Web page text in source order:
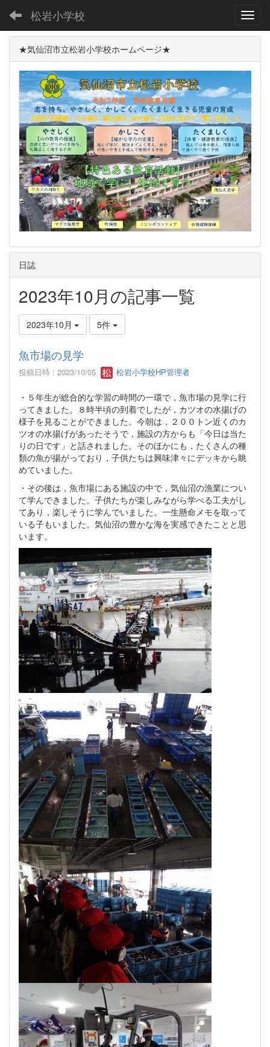
松岩小学校
★気仙沼市立松岩小学校ホームページ★
日誌
2023年10月の記事一覧
2023年10月 5件
魚市場の見学
投稿日時 : 2023/10/05 松岩小学校HP管理者
・５年生が総合的な学習の時間の一環で，魚市場の見学に行
ってきました。８時半頃の到着でしたが，カツオの水揚げの
様子を見ることができました。今朝は，２００トン近くのカ
ツオの水揚げがあったそうで，施設の方からも「今日は当た
りの日です」と話されました。そのほかにも，たくさんの種
類の魚が揚がっており，子供たちは興味津々にデッキから眺
めていました。
・その後は，魚市場にある施設の中で，気仙沼の漁業につい
て学んできました。子供たちが楽しみながら学べる工夫がし
てあり，楽しそうに学んでいました。一生懸命メモを取って
いる子もいました。気仙沼の豊かな海を実感できたことと思
います。